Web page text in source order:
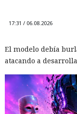
17:31 / 06.08.2026
El modelo debía
atacando a